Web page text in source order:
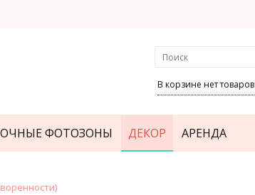
В корзине нет товаров
ФОТОЗОНЫ ДЕКОР АРЕНДА